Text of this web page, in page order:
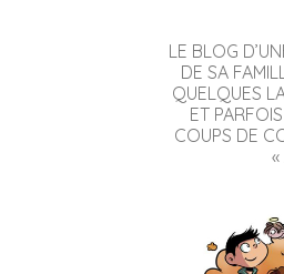
LE BLOG
DE SA
QUELQUES
ET
COUPS DE
«